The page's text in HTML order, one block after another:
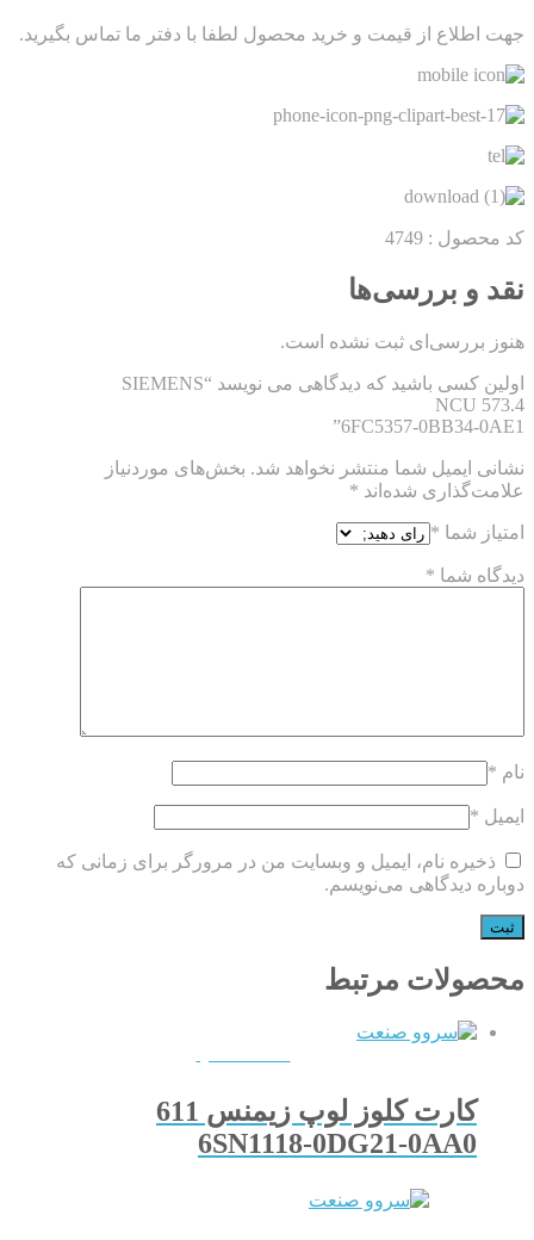
جهت اطلاع از قیمت و خرید محصول لطفا با دفتر ما تماس بگیرید.
کد محصول : 4749
نقد و بررسی‌ها
هنوز بررسی‌ای ثبت نشده است.
اولین کسی باشید که دیدگاهی می نویسد “SIEMENS
NCU 573.4
6FC5357-0BB34-0AE1”
نشانی ایمیل شما منتشر نخواهد شد. بخش‌های موردنیاز
علامت‌گذاری شده‌اند *
امتیاز شما *
دیدگاه شما *
نام *
ایمیل *
ذخیره نام، ایمیل و وبسایت من در مرورگر برای زمانی که
دوباره دیدگاهی می‌نویسم.
محصولات مرتبط
کارت کلوز لوپ زیمنس 611
6SN1118-0DG21-0AA0